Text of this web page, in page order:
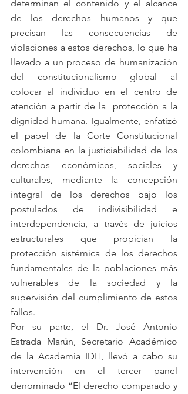
determinan el contenido y el alcance
de los derechos humanos y que
precisan las consecuencias de
violaciones a estos derechos, lo que ha
llevado a un proceso de humanización
del constitucionalismo global al
colocar al individuo en el centro de
atención a partir de la  protección a la
dignidad humana. Igualmente, enfatizó
el papel de la Corte Constitucional
colombiana en la justiciabilidad de los
derechos económicos, sociales y
culturales, mediante la concepción
integral de los derechos bajo los
postulados de indivisibilidad e
interdependencia, a través de juicios
estructurales que propician la
protección sistémica de los derechos
fundamentales de la poblaciones más
vulnerables de la sociedad y la
supervisión del cumplimiento de estos
fallos.
Por su parte, el Dr. José Antonio
Estrada Marún, Secretario Académico
de la Academia IDH, llevó a cabo su
intervención en el tercer panel
denominado “El derecho comparado y